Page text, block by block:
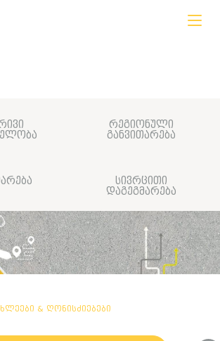
რეგიონული
განვითარება
სივრცითი
დაგეგმარება
& ღონისძიებები